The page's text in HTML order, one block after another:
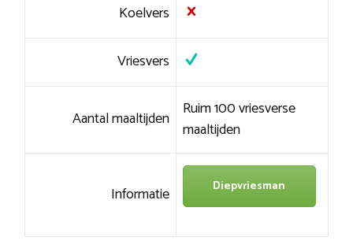
Koelvers
Vriesvers
Aantal maaltijden Ruim 100 vriesverse
maaltijden
Informatie Diepvriesman